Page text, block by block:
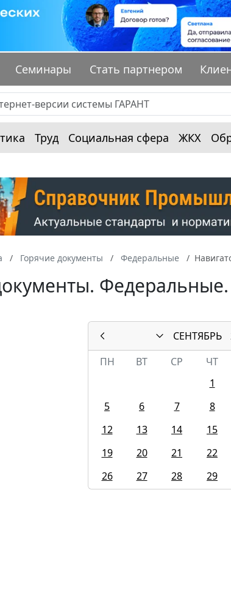
Семинары Стать партнером
Труд Социальная сфера ЖКХ
Горячие документы Федеральные
СЕНТЯБРЬ
ПН
ВТ СР ЧТ
1
5
6 7 8
12
13 14 15
19
20 21 22
26
27 28 29